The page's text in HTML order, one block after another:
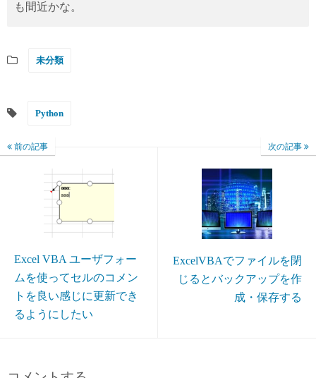
も間近かな。
未分類
Python
前の記事
Excel VBA ユーザフォー
ムを使ってセルのコメン
トを良い感じに更新でき
るようにしたい
次の記事
ExcelVBAでファイルを閉
じるとバックアップを作
成・保存する